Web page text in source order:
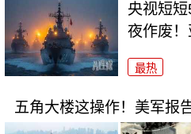
央视短
夜作废
最热
五角大楼这操作！美军报